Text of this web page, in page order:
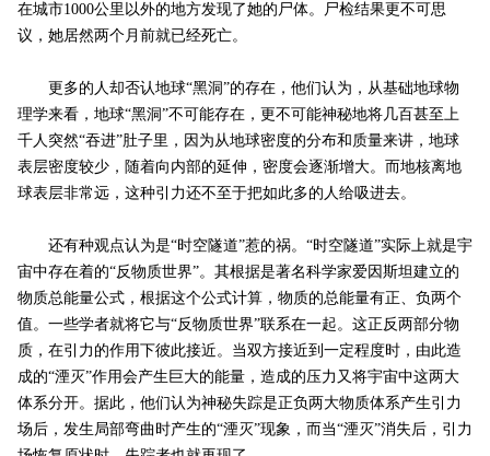
在城市1000公里以外的地方发现了她的尸体。尸检结果更不可思
议，她居然两个月前就已经死亡。
更多的人却否认地球“黑洞”的存在，他们认为，从基础地球物
理学来看，地球“黑洞”不可能存在，更不可能神秘地将几百甚至上
千人突然“吞进”肚子里，因为从地球密度的分布和质量来讲，地球
表层密度较少，随着向内部的延伸，密度会逐渐增大。而地核离地
球表层非常远，这种引力还不至于把如此多的人给吸进去。
还有种观点认为是“时空隧道”惹的祸。“时空隧道”实际上就是宇
宙中存在着的“反物质世界”。其根据是著名科学家爱因斯坦建立的
物质总能量公式，根据这个公式计算，物质的总能量有正、负两个
值。一些学者就将它与“反物质世界”联系在一起。这正反两部分物
质，在引力的作用下彼此接近。当双方接近到一定程度时，由此造
成的“湮灭”作用会产生巨大的能量，造成的压力又将宇宙中这两大
体系分开。据此，他们认为神秘失踪是正负两大物质体系产生引力
场后，发生局部弯曲时产生的“湮灭”现象，而当“湮灭”消失后，引力